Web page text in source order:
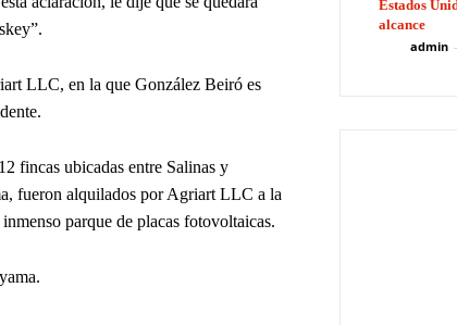
LLC, en la que González Beiró es
fincas ubicadas entre Salinas y
fueron alquilados por Agriart LLC a la
parque de placas fotovoltaicas.
Estados
alcance
admin -